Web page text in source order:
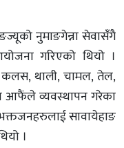
नुमाङगेन्ना सेवासँगै
गरिएको थियो ।
कलस, थाली, चामल, तेल,
आफैंले व्यवस्थापन गरेका
सावायेहाङ
।